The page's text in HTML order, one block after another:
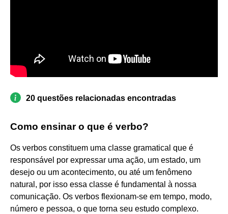
20 questões relacionadas encontradas
Como ensinar o que é verbo?
Os verbos constituem uma classe gramatical que é
responsável por expressar uma ação, um estado, um
desejo ou um acontecimento, ou até um fenômeno
natural, por isso essa classe é fundamental à nossa
comunicação. Os verbos flexionam-se em tempo, modo,
número e pessoa, o que torna seu estudo complexo.